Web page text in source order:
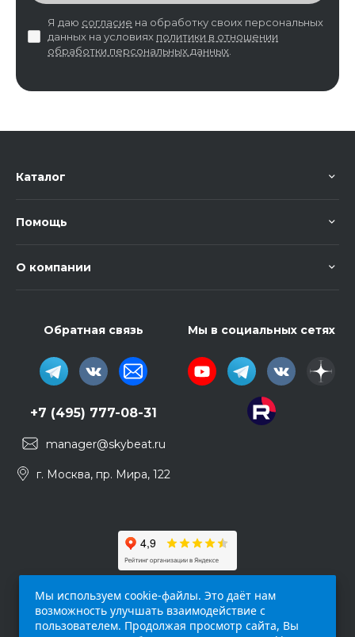
Я даю согласие на обработку своих персональных
данных на условиях политики в отношении
обработки персональных данных
Каталог
Помощь
О компании
Обратная связь
+7 (495) 777-08-31
manager@skybeat.ru
г. Москва, пр. Мира, 122
Мы в социальных сетях
Мы используем cookie-файлы. Это даёт нам
возможность улучшать взаимодействие с
пользователем. Продолжая просмотр сайта, Вы